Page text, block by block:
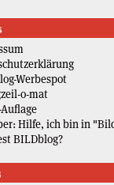
Werbespot
o-mat
Hilfe, ich bin in
BILDblog?